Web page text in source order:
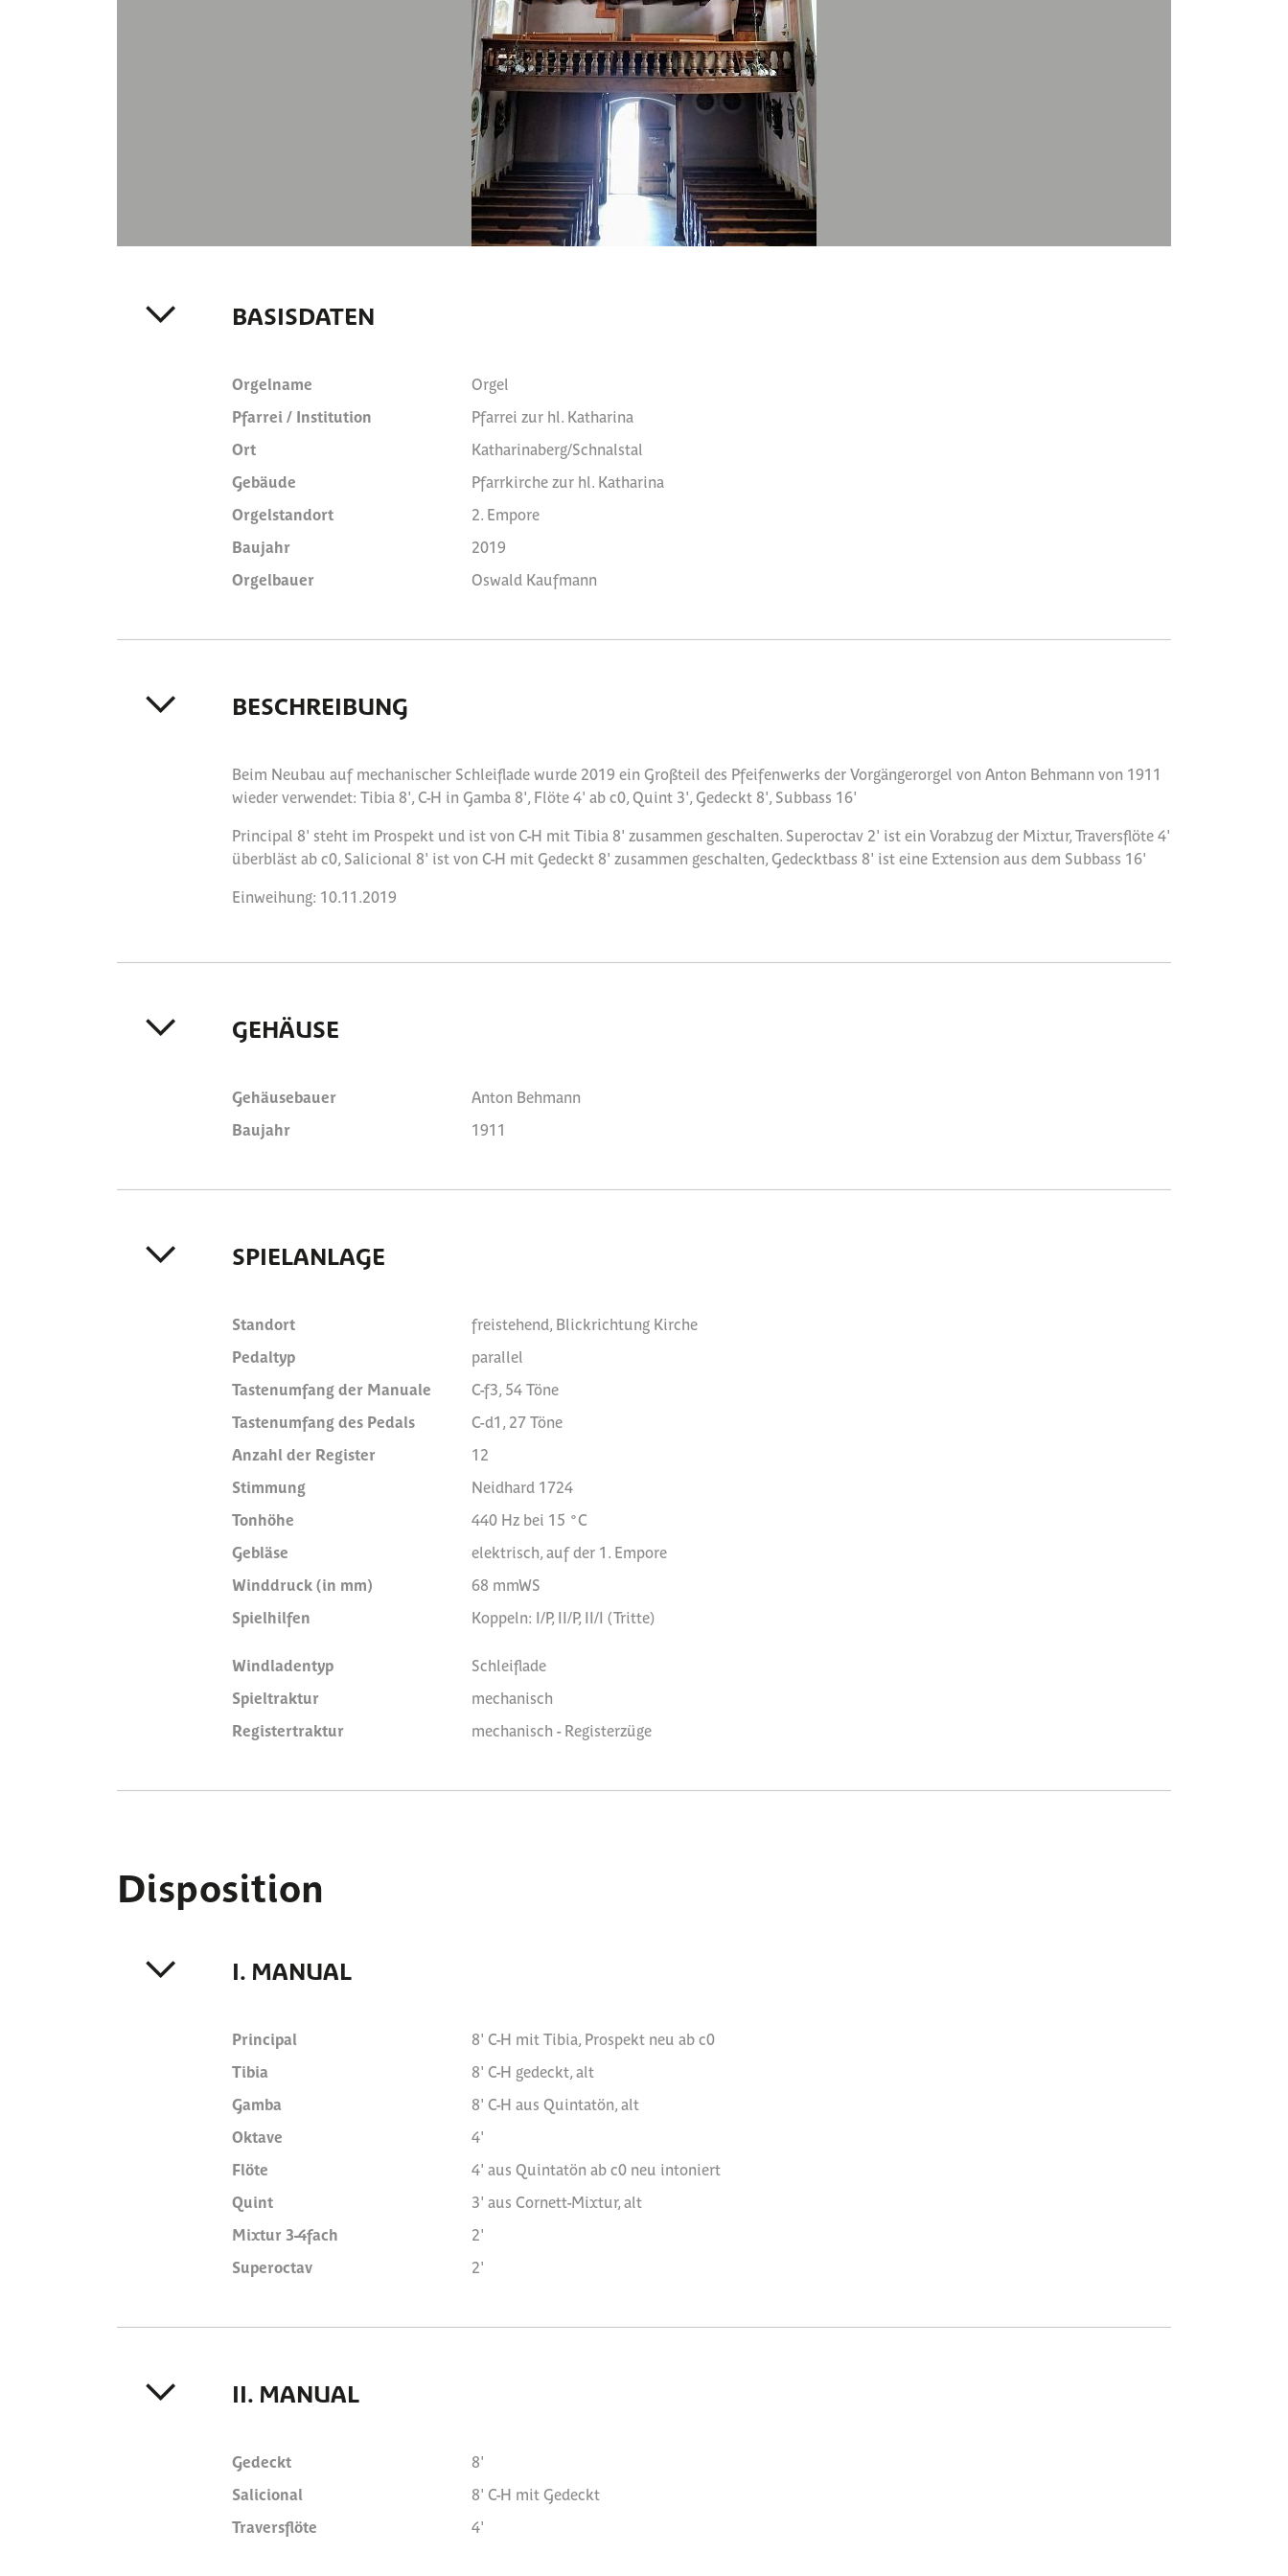
BASISDATEN
Orgelname
Orgel
Pfarrei / Institution
Pfarrei zur hl. Katharina
Ort
Katharinaberg/Schnalstal
Gebäude
Pfarrkirche zur hl. Katharina
Orgelstandort
2. Empore
Baujahr
2019
Orgelbauer
Oswald Kaufmann
BESCHREIBUNG
Beim Neubau auf mechanischer Schleiflade wurde 2019 ein Großteil des Pfeifenwerks der Vorgängerorgel von Anton Behmann von 1911
wieder verwendet: Tibia 8', C-H in Gamba 8', Flöte 4' ab c0, Quint 3', Gedeckt 8', Subbass 16'
Principal 8' steht im Prospekt und ist von C-H mit Tibia 8' zusammen geschalten. Superoctav 2' ist ein Vorabzug der Mixtur, Traversflöte 4'
überbläst ab c0, Salicional 8' ist von C-H mit Gedeckt 8' zusammen geschalten, Gedecktbass 8' ist eine Extension aus dem Subbass 16'
Einweihung: 10.11.2019
GEHÄUSE
Gehäusebauer
Anton Behmann
Baujahr
1911
SPIELANLAGE
Standort
freistehend, Blickrichtung Kirche
Pedaltyp
parallel
Tastenumfang der Manuale
C-f3, 54 Töne
Tastenumfang des Pedals
C-d1, 27 Töne
Anzahl der Register
12
Stimmung
Neidhard 1724
Tonhöhe
440 Hz bei 15 °C
Gebläse
elektrisch, auf der 1. Empore
Winddruck (in mm)
68 mmWS
Spielhilfen
Koppeln: I/P, II/P, II/I (Tritte)
Windladentyp
Schleiflade
Spieltraktur
mechanisch
Registertraktur
mechanisch - Registerzüge
Disposition
I. MANUAL
Principal
8' C-H mit Tibia, Prospekt neu ab c0
Tibia
8' C-H gedeckt, alt
Gamba
8' C-H aus Quintatön, alt
Oktave
4'
Flöte
4' aus Quintatön ab c0 neu intoniert
Quint
3' aus Cornett-Mixtur, alt
Mixtur 3-4fach
2'
Superoctav
2'
II. MANUAL
Gedeckt
8'
Salicional
8' C-H mit Gedeckt
Traversflöte
4'